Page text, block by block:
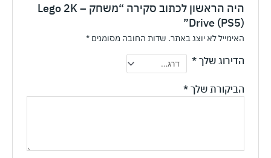
היה הראשון לכתוב סקירה “משחק – Lego 2K
Drive (PS5)”
האימייל לא יוצג באתר. שדות החובה מסומנים *
הדירוג שלך*
הביקורת שלך*